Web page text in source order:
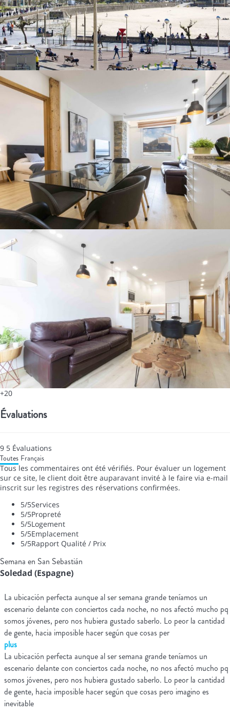
+20
Évaluations
9 5 Évaluations
Toutes Français
Tous les commentaires ont été vérifiés. Pour évaluer un logement
sur ce site, le client doit être auparavant invité à le faire via e-mail
inscrit sur les registres des réservations confirmées.
5/5Services
5/5Propreté
5/5Logement
5/5Emplacement
5/5Rapport Qualité / Prix
Semana en San Sebastián
Soledad (Espagne)
La ubicación perfecta aunque al ser semana grande teníamos un
escenario delante con conciertos cada noche, no nos afectó mucho pq
somos jóvenes, pero nos hubiera gustado saberlo. Lo peor la cantidad
de gente, hacia imposible hacer según que cosas per
plus
La ubicación perfecta aunque al ser semana grande teníamos un
escenario delante con conciertos cada noche, no nos afectó mucho pq
somos jóvenes, pero nos hubiera gustado saberlo. Lo peor la cantidad
de gente, hacia imposible hacer según que cosas pero imagino es
inevitable